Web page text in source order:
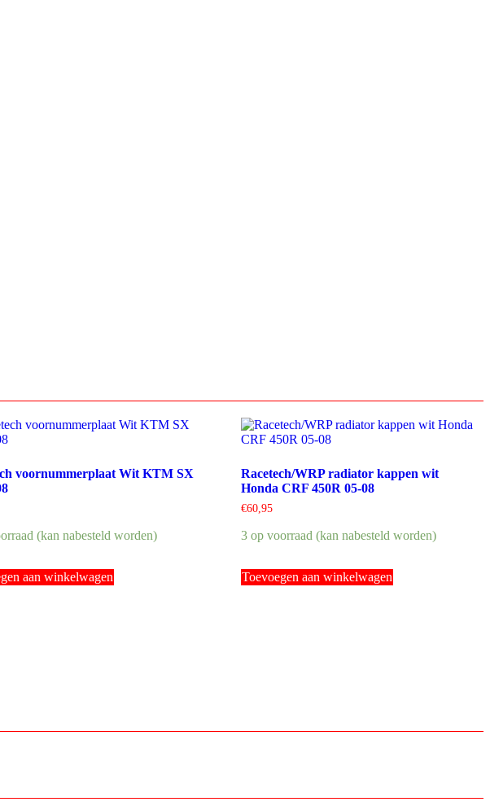
voornummerplaat Wit KTM SX
(kan nabesteld worden)
aan winkelwagen
Racetech/WRP radiator kappen wit
Honda CRF 450R 05-08
€60,95
3 op voorraad (kan nabesteld worden)
Toevoegen aan winkelwagen